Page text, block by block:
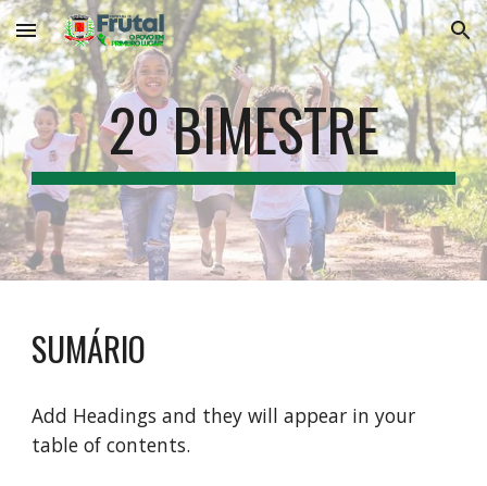
Skip to main content Skip to navigation
2º BIMESTRE
SUMÁRIO
Add Headings and they will appear in your
table of contents.